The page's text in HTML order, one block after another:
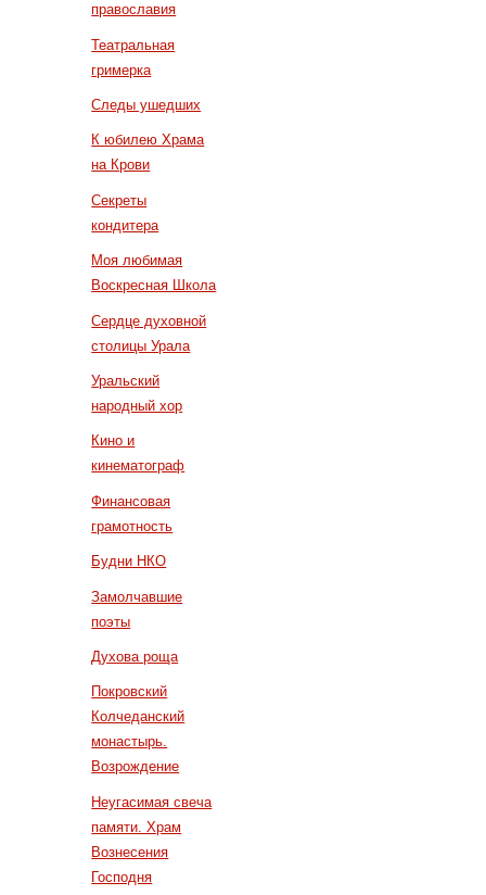
православия
Театральная
гримерка
Следы ушедших
К юбилею Храма
на Крови
Секреты
кондитера
Моя любимая
Воскресная Школа
Сердце духовной
столицы Урала
Уральский
народный хор
Кино и
кинематограф
Финансовая
грамотность
Будни НКО
Замолчавшие
поэты
Духова роща
Покровский
Колчеданский
монастырь.
Возрождение
Неугасимая свеча
памяти. Храм
Вознесения
Господня